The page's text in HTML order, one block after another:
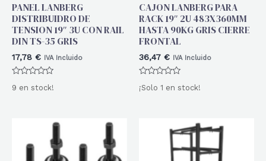
PANEL LANBERG
DISTRIBUIDRO DE
TENSION 19″ 3U CON RAIL
DIN TS-35 GRIS
17,78 € IVA Incluido
con
9 en stock!
CAJON LANBERG PARA
RACK 19″ 2U 483X360MM
HASTA 90KG GRIS CIERRE
FRONTAL
36,47 € IVA Incluido
Valorado
con
¡Solo 1 en stock!